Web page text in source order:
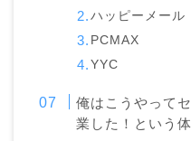
ハッピーメール
PCMAX
YYC
俺はこうやって
業した！という